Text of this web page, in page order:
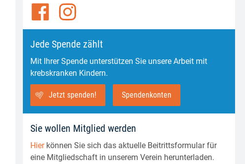
Jede Spende zählt
Mit Ihrer Spende unterstützen Sie unsere Arbeit mit
krebskranken Kindern.
Jetzt spenden! Spendenkonten
Sie wollen Mitglied werden
Hierkönnen Sie sich das aktuelle Beitrittsformular für
eine Mitgliedschaft in unserem Verein herunterladen.